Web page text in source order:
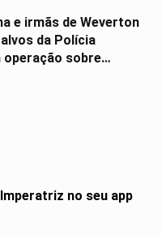
e irmãs de Weverton
da Polícia
operação sobre
no seu app